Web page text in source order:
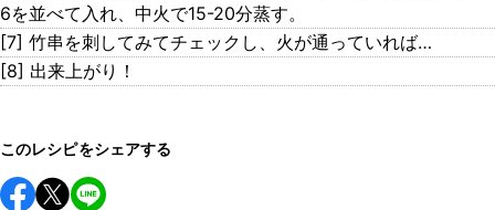
6を並べて入れ、中火で15-20分蒸す。
[7] 竹串を刺してみてチェックし、火が通っていれば…
[8] 出来上がり！
このレシピをシェアする